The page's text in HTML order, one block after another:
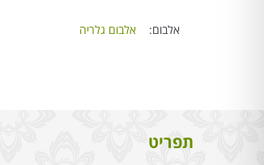
אלבום: אלבום גלריה
תפריט